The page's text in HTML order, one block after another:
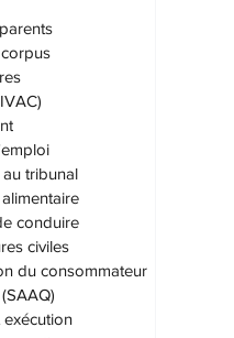
tribunal
conduire
civiles
du consommateur
exécution